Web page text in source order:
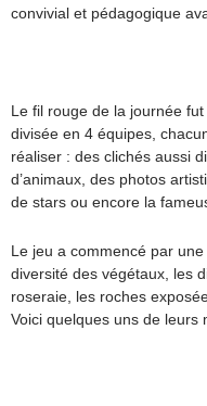
convivial et pédagogique
Le fil rouge de la journée
divisée en 4 équipes,
réaliser : des clichés aussi
d’animaux, des photos
de stars ou encore la
Le jeu a commencé par
diversité des végétaux, les
roseraie, les roches
Voici quelques uns de leurs